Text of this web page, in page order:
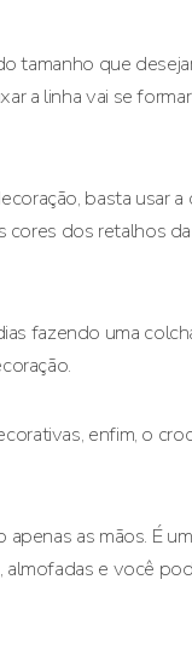
tamanho que
a linha vai se
basta usar a
dos retalhos
fazendo uma
enfim, o
as mãos. É
e você